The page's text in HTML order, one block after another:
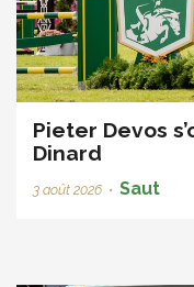
Pieter Devos
Dinard
3 août 2026 • Saut